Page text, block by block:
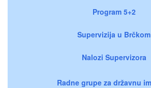
Program 5+2
Supervizija u Brčkom
Nalozi Supervizora
Radne grupe za državnu